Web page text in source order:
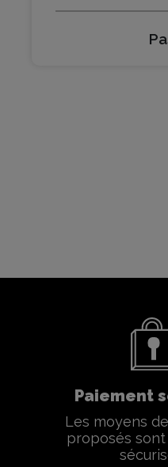
Paiement
Les moyens
proposés sont